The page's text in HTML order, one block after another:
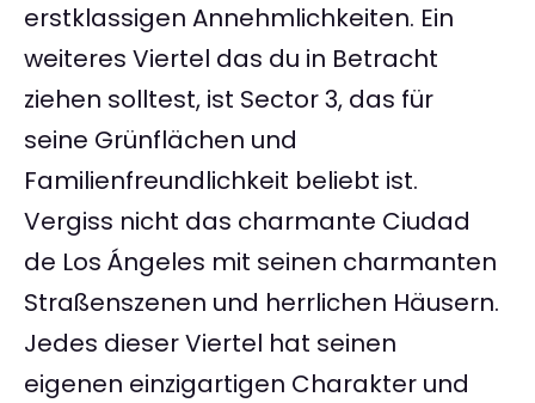
erstklassigen Annehmlichkeiten. Ein
weiteres Viertel das du in Betracht
ziehen solltest, ist Sector 3, das für
seine Grünflächen und
Familienfreundlichkeit beliebt ist.
Vergiss nicht das charmante Ciudad
de Los Ángeles mit seinen charmanten
Straßenszenen und herrlichen Häusern.
Jedes dieser Viertel hat seinen
eigenen einzigartigen Charakter und